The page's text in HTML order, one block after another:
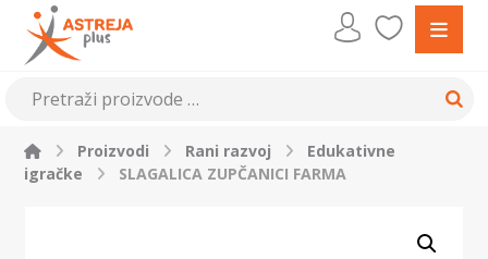
Proizvodi Rani razvoj
Edukativne
igračke
SLAGALICA ZUPČANICI FARMA